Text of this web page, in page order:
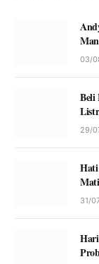
03/
Beli
29/
Mati
31/